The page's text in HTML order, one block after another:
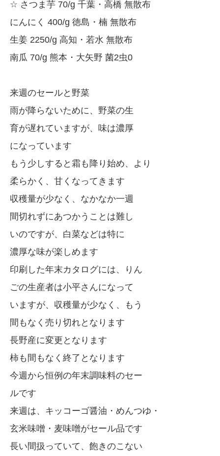
☆ さつま芋 70/g 千葉・高橋 無散布
にんにく 400/g 徳島・楠 無散布
生姜 2250/g 高知・若水 無散布
南瓜 70/g 熊本・大矢野 菌2虫0
来週のセールと野菜
雨が降らないために、野菜の生
育が遅れていますが、味は濃厚
になっています
もう少しすると霜も降り始め、より
柔らかく、甘くなってきます
収穫量が少なく、なかなか一週
間切れずにあつかうことは難し
いのですが、白菜などは特に
濃厚な味が楽しめます
印刷した年末カタログには、りん
ごの生産者は小平さんになって
いますが、収穫量が少なく、もう
間もなく売り切れとなります
長野産に変更となります
柿も間もなく終了となります
今週から恒例の年末調味料のセー
ルです
来週は、キッコーゴ醤油・めんつゆ・
玄米味噌・麦味噌がセール品です
長い間扱っていて、飽きのこない